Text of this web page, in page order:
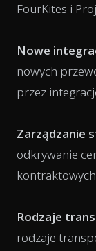
FourKites i
Nowe
nowych
przez
Zarządzanie
odkrywanie
Rodzaje
rodzaje